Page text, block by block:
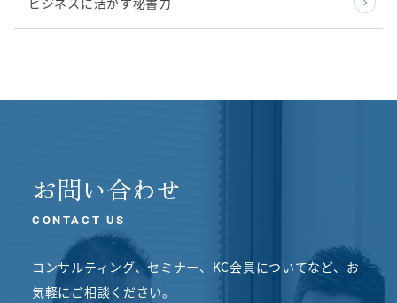
お問い合わせ
CONTACT US
コンサルティング、セミナー、KC会員についてなど、 お
気軽にご相談ください。